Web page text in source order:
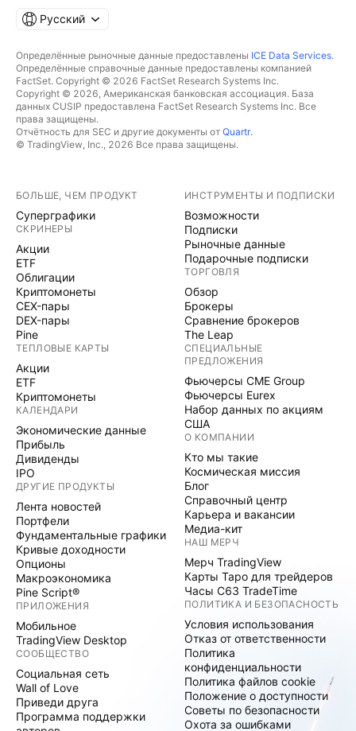
Русский
Определённые рыночные данные предоставлены ICE Data Services.
Определённые справочные данные предоставлены компанией
FactSet. Copyright © 2026 FactSet Research Systems Inc.
Copyright © 2026, Американская банковская ассоциация. База
данных CUSIP предоставлена FactSet Research Systems Inc. Все
права защищены.
Отчётность для SEC и другие документы от Quartr.
© TradingView, Inc., 2026 Все права защищены.
БОЛЬШЕ, ЧЕМ ПРОДУКТ
Суперграфики
СКРИНЕРЫ
Акции
ETF
Облигации
Криптомонеты
CEX-пары
DEX-пары
Pine
ТЕПЛОВЫЕ КАРТЫ
Акции
ETF
Криптомонеты
КАЛЕНДАРИ
Экономические данные
Прибыль
Дивиденды
IPO
ДРУГИЕ ПРОДУКТЫ
Лента новостей
Портфели
Фундаментальные графики
Кривые доходности
Опционы
Макроэкономика
Pine Script®
ПРИЛОЖЕНИЯ
Мобильное
TradingView Desktop
СООБЩЕСТВО
Социальная сеть
Wall of Love
Приведи друга
Программа поддержки
ИНСТРУМЕНТЫ И ПОДПИСКИ
Возможности
Подписки
Рыночные данные
Подарочные подписки
ТОРГОВЛЯ
Обзор
Брокеры
Сравнение брокеров
The Leap
СПЕЦИАЛЬНЫЕ
ПРЕДЛОЖЕНИЯ
Фьючерсы CME Group
Фьючерсы Eurex
Набор данных по акциям
США
О КОМПАНИИ
Кто мы такие
Космическая миссия
Блог
Справочный центр
Карьера и вакансии
Медиа-кит
НАШ МЕРЧ
Мерч TradingView
Карты Таро для трейдеров
Часы C63 TradeTime
ПОЛИТИКА И БЕЗОПАСНОСТЬ
Условия использования
Отказ от ответственности
Политика
конфиденциальности
Политика файлов cookie
Положение о доступности
Советы по безопасности
Охота за ошибками